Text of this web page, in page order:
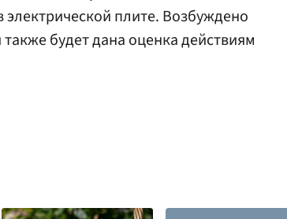
плите. Возбуждено
будет дана оценка действиям